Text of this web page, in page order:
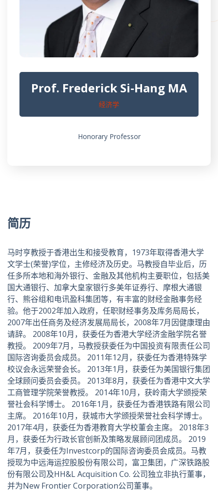
Prof. Frederick Si-Hang MA
经济学
Honorary Professor
简历
马时亨教授于香港出生和接受教育，1973年取得香港大学
文学士(荣誉)学位，主修经济及历史。马教授自毕业后，历
任多所本地和海外银行、金融及其他机构主要职位，包括美
国大通银行、加拿大皇家银行多美年证券行、摩根大通银
行、熊谷组和电讯盈科集团等，有丰富的财经金融事务经
验。他于2002年加入政府，任职财经事务及库务局局长，
2007年出任商务及经济发展局局长，2008年7月因健康理由
请辞。 2008年10月，获委任为香港大学经济金融学院名誉
教授。 2009年7月，马教授获委任为中国投资有限责任公司
国际咨询委员会成员。 2011年12月，获委任为香港特殊学
校议会永远荣誉会长。 2013年1月，获委任为美国银行集团
全球顾问委员会委员。 2013年8月，获委任为香港中文大学
工商管理学院荣誉教授。 2014年10月，获岭南大学颁授荣
誉社会科学博士。 2016年1月，获委任为香港铁路有限公司
主席。 2016年10月，获城市大学颁授荣誉社会科学博士。
2017年4月，获委任为香港教育大学校董会主席。 2018年3
月，获委任为行政长官创新及策略发展顾问团成员。 2019
年7月，获委任为Investcorp的国际咨询委员会成员。马教
授现为中远海运控股股份有限公司，富卫集团，广深铁路股
份有限公司及HH&L Acquisition Co. 公司独立非执行董事，
并为New Frontier Corporation公司董事。